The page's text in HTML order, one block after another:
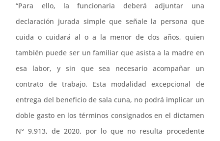
“Para ello, la funcionaria deberá adjuntar una
declaración jurada simple que señale la persona que
cuida o cuidará al o a la menor de dos años, quien
también puede ser un familiar que asista a la madre en
esa labor, y sin que sea necesario acompañar un
contrato de trabajo. Esta modalidad excepcional de
entrega del beneficio de sala cuna, no podrá implicar un
doble gasto en los términos consignados en el dictamen
N° 9.913, de 2020, por lo que no resulta procedente